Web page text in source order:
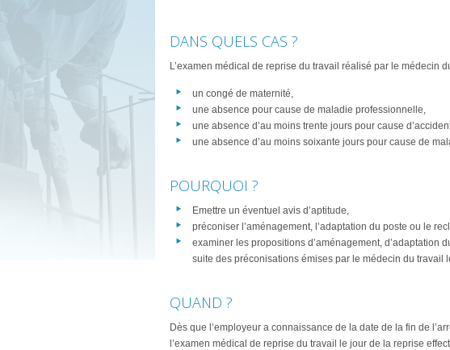
DANS QUELS CAS ?
L’examen médical de reprise du travail réalisé par le médecin
un congé de maternité,
une absence pour cause de maladie professionnelle,
une absence d’au moins trente jours pour cause
une absence d’au moins soixante jours pour cause de
POURQUOI ?
Emettre un éventuel avis d’aptitude,
préconiser l’aménagement, l’adaptation du poste ou le
examiner les propositions d’aménagement, d’adaptation
suite des préconisations émises par le médecin du travail
QUAND ?
Dès que l’employeur a connaissance de la date de la fin de
l’examen médical de reprise du travail le jour de la reprise